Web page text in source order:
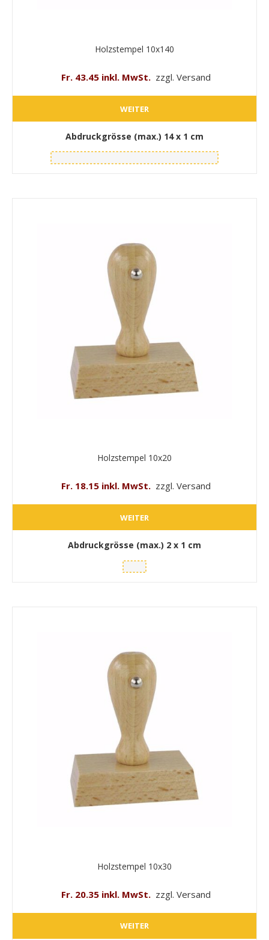
Holzstempel 10x140
Fr. 43.45 inkl. MwSt. zzgl. Versand
WEITER
Abdruckgrösse (max.) 14 x 1 cm
Holzstempel 10x20
Fr. 18.15 inkl. MwSt. zzgl. Versand
WEITER
Abdruckgrösse (max.) 2 x 1 cm
Holzstempel 10x30
Fr. 20.35 inkl. MwSt. zzgl. Versand
WEITER